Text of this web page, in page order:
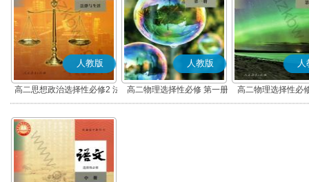
人教版
高二思想政治选择性必修2 法
律与生活(部编版)
人教版
高二物理选择性必修 第一册
人
高二物理选择性必